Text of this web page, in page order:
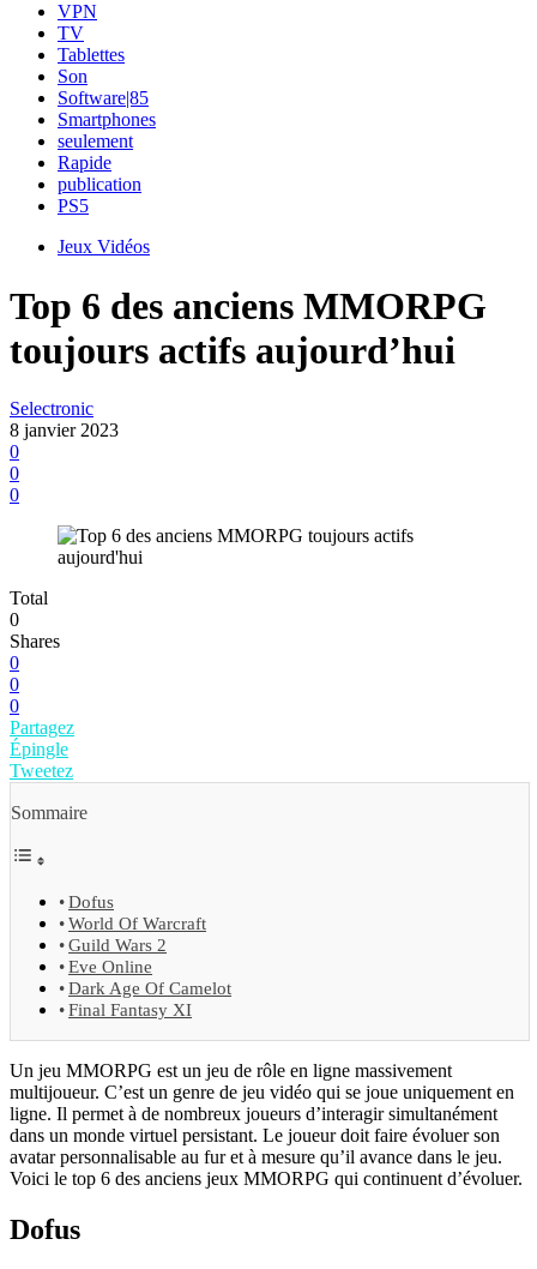
VPN
TV
Tablettes
Son
Software|85
Smartphones
seulement
Rapide
publication
PS5
Jeux Vidéos
Top 6 des anciens MMORPG
toujours actifs aujourd’hui
Selectronic
8 janvier 2023
0
0
0
Total
0
Shares
0
0
0
Partagez
Épingle
Tweetez
Sommaire
Dofus
World Of Warcraft
Guild Wars 2
Eve Online
Dark Age Of Camelot
Final Fantasy XI
Un jeu MMORPG est un jeu de rôle en ligne massivement
multijoueur. C’est un genre de jeu vidéo qui se joue uniquement en
ligne. Il permet à de nombreux joueurs d’interagir simultanément
dans un monde virtuel persistant. Le joueur doit faire évoluer son
avatar personnalisable au fur et à mesure qu’il avance dans le jeu.
Voici le top 6 des anciens jeux MMORPG qui continuent d’évoluer.
Dofus